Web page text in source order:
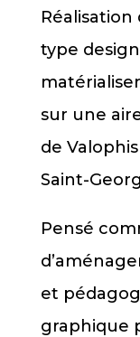
type
sur une
de
Saint-
Pensé
et
graphique